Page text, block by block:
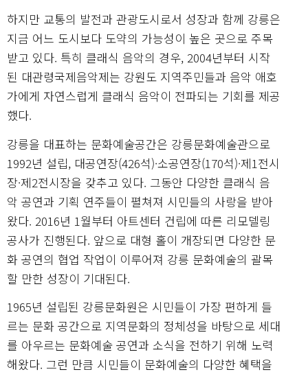
하지만 교통의 발전과 관광도시로서 성장과 함께 강릉은
지금 어느 도시보다 도약의 가능성이 높은 곳으로 주목
받고 있다. 특히 클래식 음악의 경우, 2004년부터 시작
된 대관령국제음악제는 강원도 지역주민들과 음악 애호
가에게 자연스럽게 클래식 음악이 전파되는 기회를 제공
했다.
강릉을 대표하는 문화예술공간은 강릉문화예술관으로
1992년 설립, 대공연장(426석)·소공연장(170석)·제1전시
장·제2전시장을 갖추고 있다. 그동안 다양한 클래식 음
악 공연과 기획 연주들이 펼쳐져 시민들의 사랑을 받아
왔다. 2016년 1월부터 아트센터 건립에 따른 리모델링
공사가 진행된다. 앞으로 대형 홀이 개장되면 다양한 문
화 공연의 협업 작업이 이루어져 강릉 문화예술의 괄목
할 만한 성장이 기대된다.
1965년 설립된 강릉문화원은 시민들이 가장 편하게 들
르는 문화 공간으로 지역문화의 정체성을 바탕으로 세대
를 아우르는 문화예술 공연과 소식을 전하기 위해 노력
해왔다. 그런 만큼 시민들이 문화예술의 다양한 혜택을